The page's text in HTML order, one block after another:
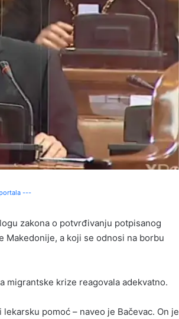
---
zakona o potvrđivanju potpisanog
Makedonije, a koji se odnosi na borbu
migrantske krize reagovala adekvatno.
pomoć – naveo je Bačevac. On je